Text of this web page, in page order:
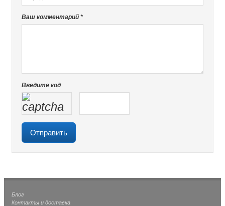
Ваш комментарий *
Введите код
Блог
Контакты и доставка